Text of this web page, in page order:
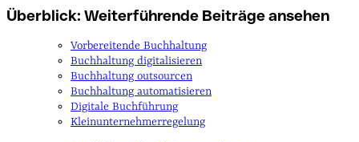
Überblick: Weiterführende Beiträge ansehen
Vorbereitende Buchhaltung
Buchhaltung digitalisieren
Buchhaltung outsourcen
Buchhaltung automatisieren
Digitale Buchführung
Kleinunternehmerregelung